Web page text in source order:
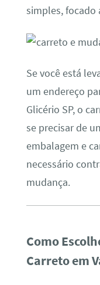
simples, focado
Se você está
um endereço
Glicério SP, o
se precisar de
embalagem e
necessário
mudança.
Como
Carreto em